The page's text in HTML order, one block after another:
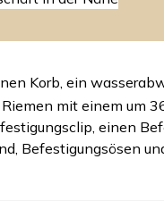
Korb, ein
mit einem um
einen
Befestigungsösen